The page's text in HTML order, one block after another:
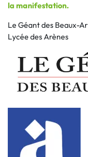
la manifestation.
Le Géant des Beaux-
Lycée des Arènes